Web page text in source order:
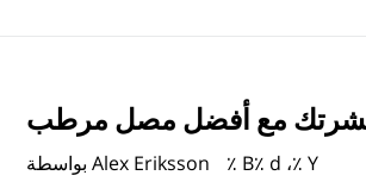
مع أفضل مصل مرطب
بواسطة Alex Eriksson ٪ B٪ d ،٪ Y